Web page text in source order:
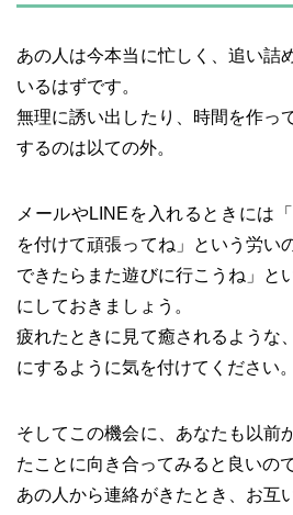
あの人は今本当に忙しく、追い詰
いるはずです。
無理に誘い出したり、時間を作っ
するのは以ての外。
メールやLINEを入れるときには
を付けて頑張ってね」という労い
できたらまた遊びに行こうね」と
にしておきましょう。
疲れたときに見て癒されるような
にするように気を付けてください。
そしてこの機会に、あなたも以前
たことに向き合ってみると良いの
あの人から連絡がきたとき、お互